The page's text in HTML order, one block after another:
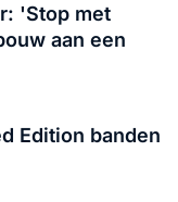
'Stop met
aan een
Edition banden